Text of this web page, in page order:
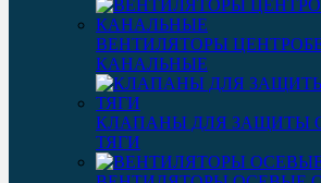
ВЕНТИЛЯТОРЫ
КАНАЛЬНЫЕ
КЛАПАНЫ ДЛЯ ЗАЩИТЫ
ТЯГИ